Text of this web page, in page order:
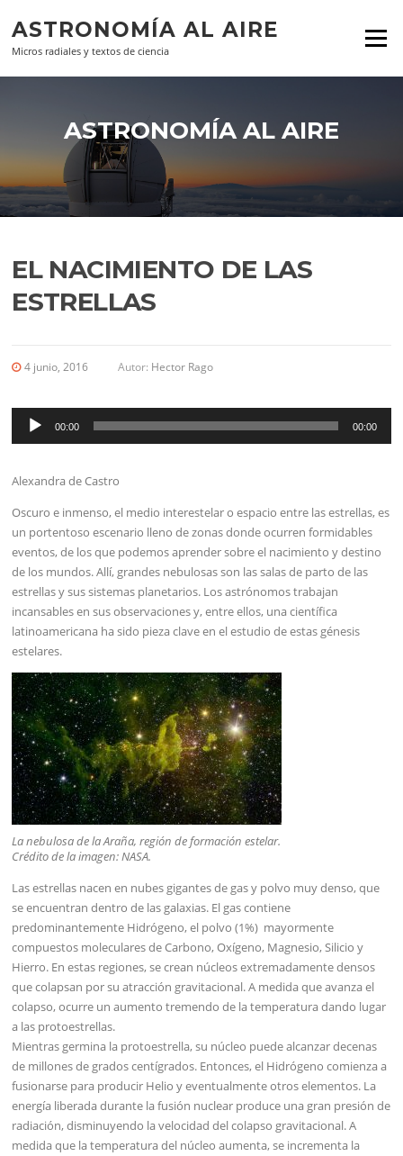
ASTRONOMÍA AL AIRE
Micros radiales y textos de ciencia
Menú
ASTRONOMÍA AL AIRE
EL NACIMIENTO DE LAS
ESTRELLAS
4 junio, 2016 Autor: Hector Rago
audio
00:00 00:00
Alexandra de Castro
Oscuro e inmenso, el medio interestelar o espacio entre las estrellas, es
un portentoso escenario lleno de zonas donde ocurren formidables
eventos, de los que podemos aprender sobre el nacimiento y destino
de los mundos. Allí, grandes nebulosas son las salas de parto de las
estrellas y sus sistemas planetarios. Los astrónomos trabajan
incansables en sus observaciones y, entre ellos, una científica
latinoamericana ha sido pieza clave en el estudio de estas génesis
estelares.
La nebulosa de la Araña, región de formación estelar.
Crédito de la imagen: NASA.
Las estrellas nacen en nubes gigantes de gas y polvo muy denso, que
se encuentran dentro de las galaxias. El gas contiene
predominantemente Hidrógeno, el polvo (1%) mayormente
compuestos moleculares de Carbono, Oxígeno, Magnesio, Silicio y
Hierro. En estas regiones, se crean núcleos extremadamente densos
que colapsan por su atracción gravitacional. A medida que avanza el
colapso, ocurre un aumento tremendo de la temperatura dando lugar
a las protoestrellas.
Mientras germina la protoestrella, su núcleo puede alcanzar decenas
de millones de grados centígrados. Entonces, el Hidrógeno comienza a
fusionarse para producir Helio y eventualmente otros elementos. La
energía liberada durante la fusión nuclear produce una gran presión de
radiación, disminuyendo la velocidad del colapso gravitacional. A
medida que la temperatura del núcleo aumenta, se incrementa la